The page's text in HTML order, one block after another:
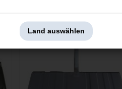
Land auswählen